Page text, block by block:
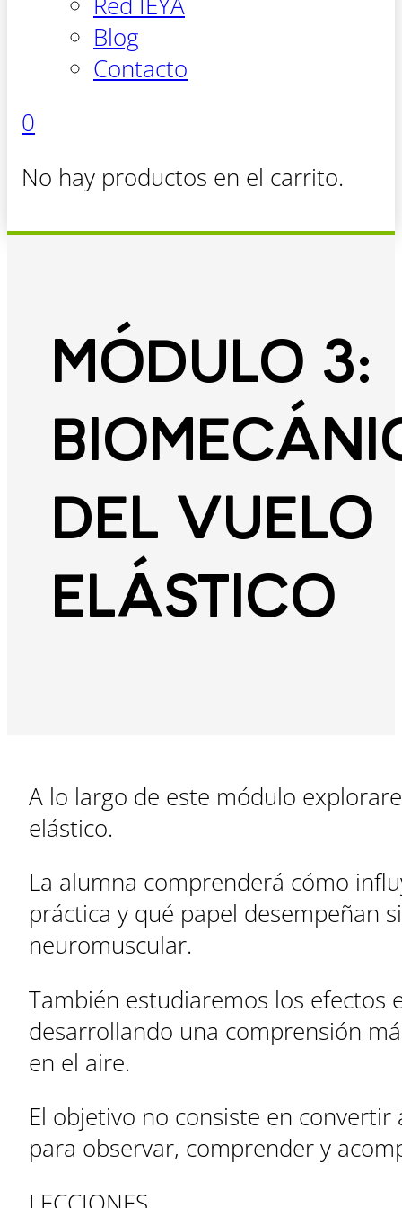
Blog
Contacto
0
No hay productos en el carrito.
MÓDULO 3:
DEL VUELO
ELÁSTICO
A lo largo de este módulo
elástico.
La alumna comprenderá cómo
práctica y qué papel desempeñan
neuromuscular.
También estudiaremos los efectos
desarrollando una comprensión
en el aire.
El objetivo no consiste en
para observar, comprender y